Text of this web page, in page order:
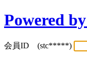
Powered
会員ID (stc*****)